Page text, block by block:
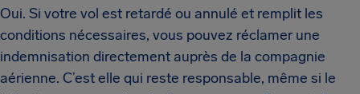
Oui. Si votre vol est retardé ou annulé et remplit les
conditions nécessaires, vous pouvez réclamer une
indemnisation directement auprès de la compagnie
aérienne. C’est elle qui reste responsable, même si le